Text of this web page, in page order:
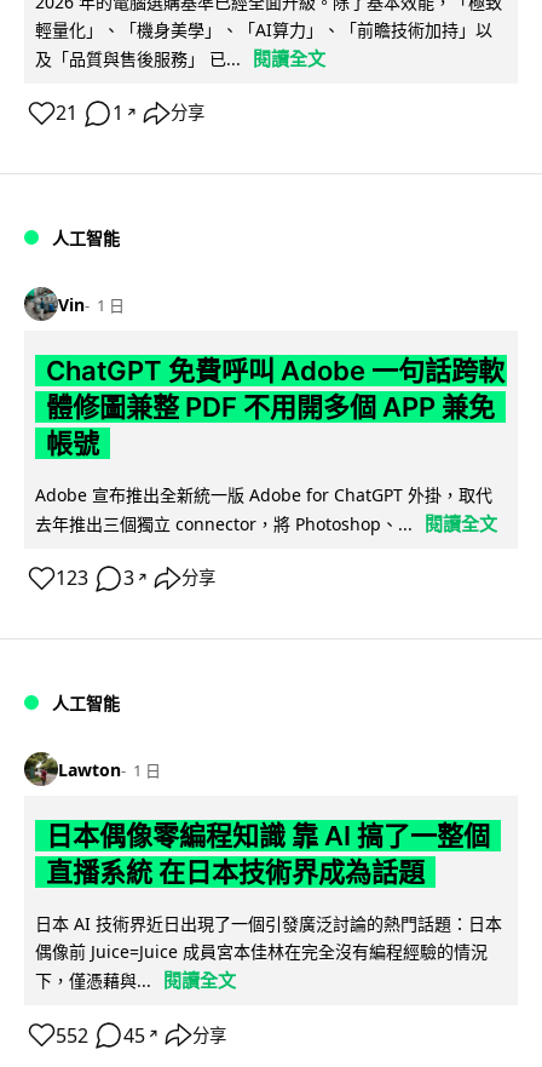
輕量化」、「機身美學」、「AI算力」、「前瞻技術加持」以
及「品質與售後服務」 已...
閱讀全文
21 1 ↗ 分享
人工智能
Vin 1 日
ChatGPT 免費呼叫 Adobe 一句話跨軟
體修圖兼整 PDF 不用開多個 APP 兼免
帳號
Adobe 宣布推出全新統一版 Adobe for ChatGPT 外掛，取代
去年推出三個獨立 connector，將 Photoshop、...
閱讀全文
123 3 ↗ 分享
人工智能
Lawton 1 日
日本偶像零編程知識 靠 AI 搞了一整個
直播系統 在日本技術界成為話題
日本 AI 技術界近日出現了一個引發廣泛討論的熱門話題：日本
偶像前 Juice=Juice 成員宮本佳林在完全沒有編程經驗的情況
下，僅憑藉與...
閱讀全文
552 45 ↗ 分享